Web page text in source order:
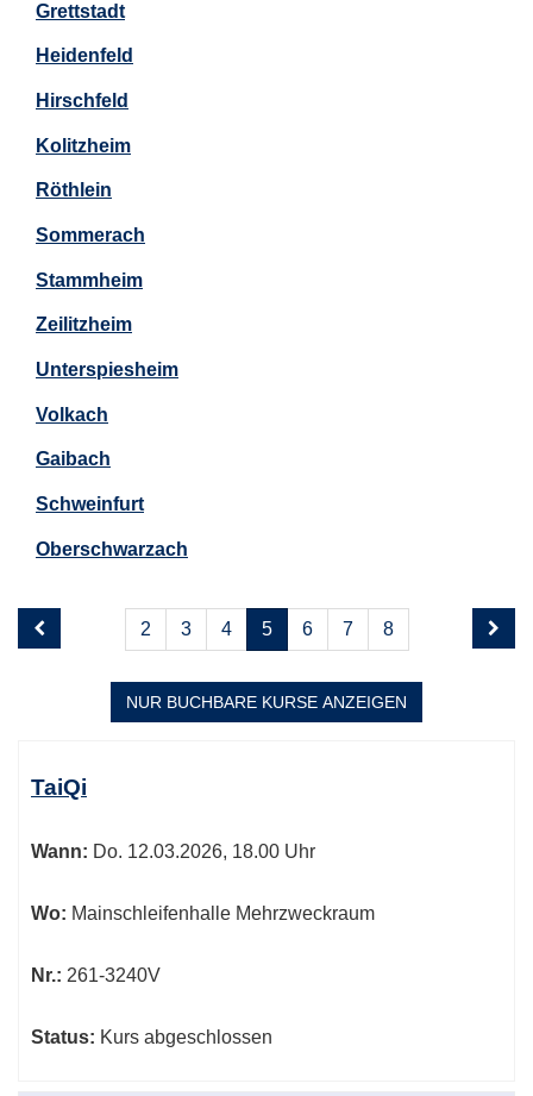
Grettstadt
Heidenfeld
Hirschfeld
Kolitzheim
Röthlein
Sommerach
Stammheim
Zeilitzheim
Unterspiesheim
Volkach
Gaibach
Schweinfurt
Oberschwarzach
Seite
5
Seiten
blättern
2 3 4 5 6 7 8
NUR BUCHBARE KURSE ANZEIGEN
Tabellenüberschriften
können
werden.
TaiQi
Wann: Do. 12.03.2026, 18.00 Uhr
Wo: Mainschleifenhalle Mehrzweckraum
Nr.: 261-3240V
Status: Kurs abgeschlossen